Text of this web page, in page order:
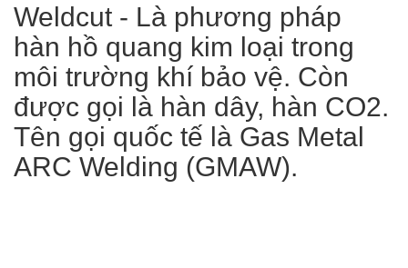
Weldcut - Là phương pháp
hàn hồ quang kim loại trong
môi trường khí bảo vệ. Còn
được gọi là hàn dây, hàn CO2.
Tên gọi quốc tế là Gas Metal
ARC Welding (GMAW).